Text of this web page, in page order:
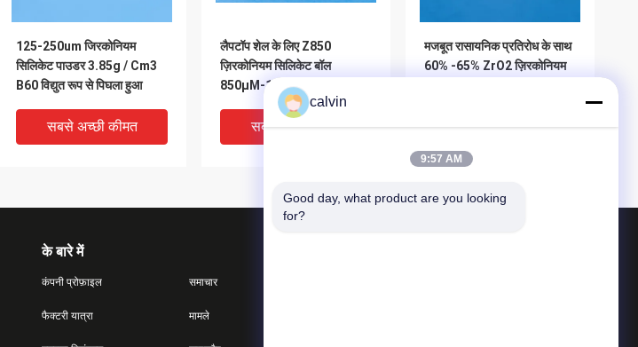
125-250um जिरकोनियम
सिलिकेट पाउडर 3.85g / Cm3
B60 विद्युत रूप से पिघला हुआ
सबसे अच्छी कीमत
लैपटॉप शेल के लिए Z850
ज़िरकोनियम सिलिकेट बॉल
850μM-1180μM ग्रिट
ब्लास्टिंग मीडिया
सबसे अच्छी कीमत
मजबूत रासायनिक प्रतिरोध के साथ
60% -65% ZrO2 ज़िरकोनियम
सबसे अच्छी कीमत
के बारे में
कंपनी प्रोफ़ाइल
फैक्टरी यात्रा
समाचार
मामले
calvin
9:57 AM
Good day, what product are you looking
for?